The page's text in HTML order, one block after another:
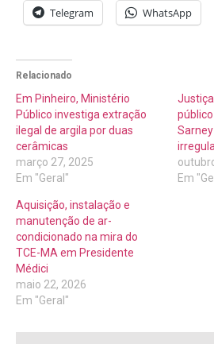
Telegram WhatsApp
Relacionado
Em Pinheiro, Ministério
Público investiga extração
ilegal de argila por duas
cerâmicas
março 27, 2025
Em "Geral"
Em
Aquisição, instalação e
manutenção de ar-
condicionado na mira do
TCE-MA em Presidente
Médici
maio 22, 2026
Em "Geral"